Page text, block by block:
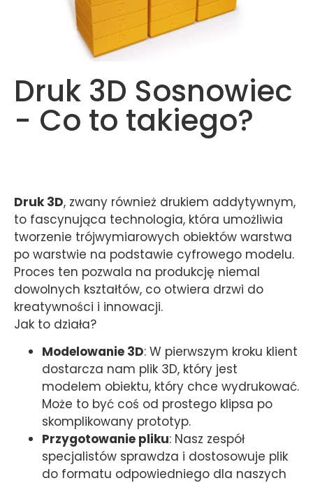
Druk 3D Sosnowiec
- Co to takiego?
Druk 3D, zwany również drukiem addytywnym,
to fascynująca technologia, która umożliwia
tworzenie trójwymiarowych obiektów warstwa
po warstwie na podstawie cyfrowego modelu.
Proces ten pozwala na produkcję niemal
dowolnych kształtów, co otwiera drzwi do
kreatywności i innowacji.
Jak to działa?
Modelowanie 3D: W pierwszym kroku klient
dostarcza nam plik 3D, który jest
modelem obiektu, który chce wydrukować.
Może to być coś od prostego klipsa po
skomplikowany prototyp.
Przygotowanie pliku: Nasz zespół
specjalistów sprawdza i dostosowuje plik
do formatu odpowiedniego dla naszych